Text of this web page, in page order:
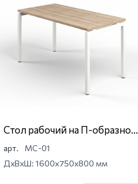
Стол рабочий на П-образной
опоре Магна МС-01
арт.
МС-01
ДхВхШ: 1600x750x800 мм